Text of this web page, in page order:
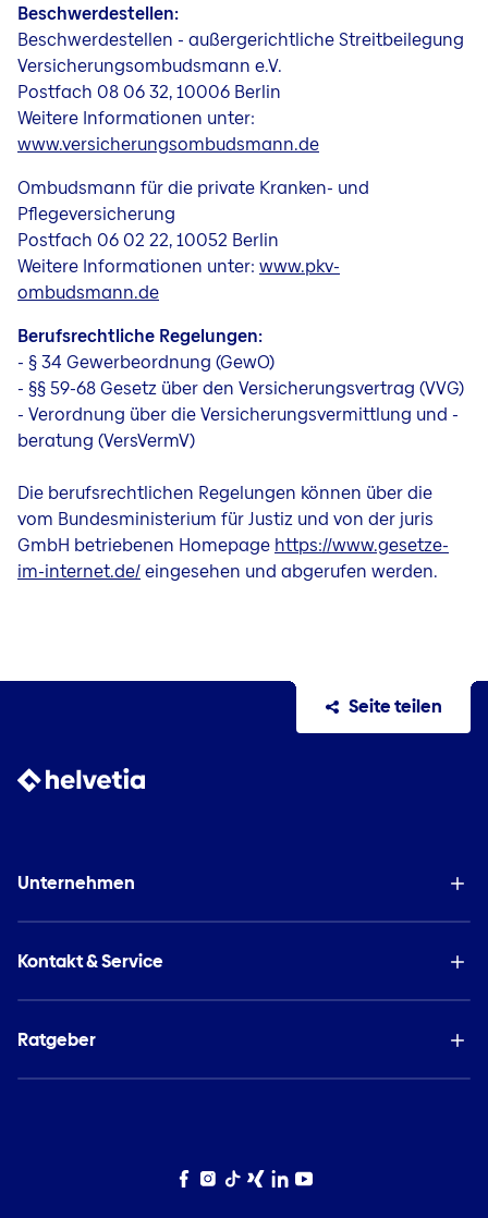
Beschwerdestellen:
Beschwerdestellen - außergerichtliche Streitbeilegung
Versicherungsombudsmann e.V.
Postfach 08 06 32, 10006 Berlin
Weitere Informationen unter:
www.versicherungsombudsmann.de
Ombudsmann für die private Kranken- und
Pflegeversicherung
Postfach 06 02 22, 10052 Berlin
Weitere Informationen unter: www.pkv-
ombudsmann.de
Berufsrechtliche Regelungen:
- § 34 Gewerbeordnung (GewO)
- §§ 59-68 Gesetz über den Versicherungsvertrag (VVG)
- Verordnung über die Versicherungsvermittlung und -
beratung (VersVermV)
Die berufsrechtlichen Regelungen können über die
vom Bundesministerium für Justiz und von der juris
GmbH betriebenen Homepage https://www.gesetze-
im-internet.de/eingesehen und abgerufen werden.
Seite teilen
Unternehmen
Kontakt & Service
Ratgeber
Facebook
Instagram
TikTokXingLinkedIn
YouTube